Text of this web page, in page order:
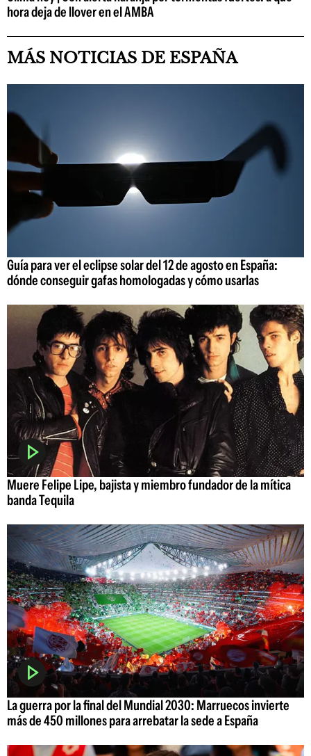
hora deja de llover en el AMBA
MÁS NOTICIAS DE ESPAÑA
Guía para ver el eclipse solar del 12 de agosto en España:
dónde conseguir gafas homologadas y cómo usarlas
Muere Felipe Lipe, bajista y miembro fundador de la mítica
banda Tequila
La guerra por la final del Mundial 2030: Marruecos invierte
más de 450 millones para arrebatar la sede a España